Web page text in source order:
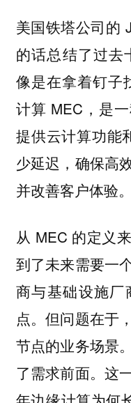
美国铁塔公司的
的话总结了过去
像是在拿着钉子
计算 MEC，是
提供云计算功能
少延迟，确保高
并改善客户体验。
从 MEC 的定义
到了未来需要一
商与基础设施
点。但问题在于
节点的业务场景
了需求前面。这